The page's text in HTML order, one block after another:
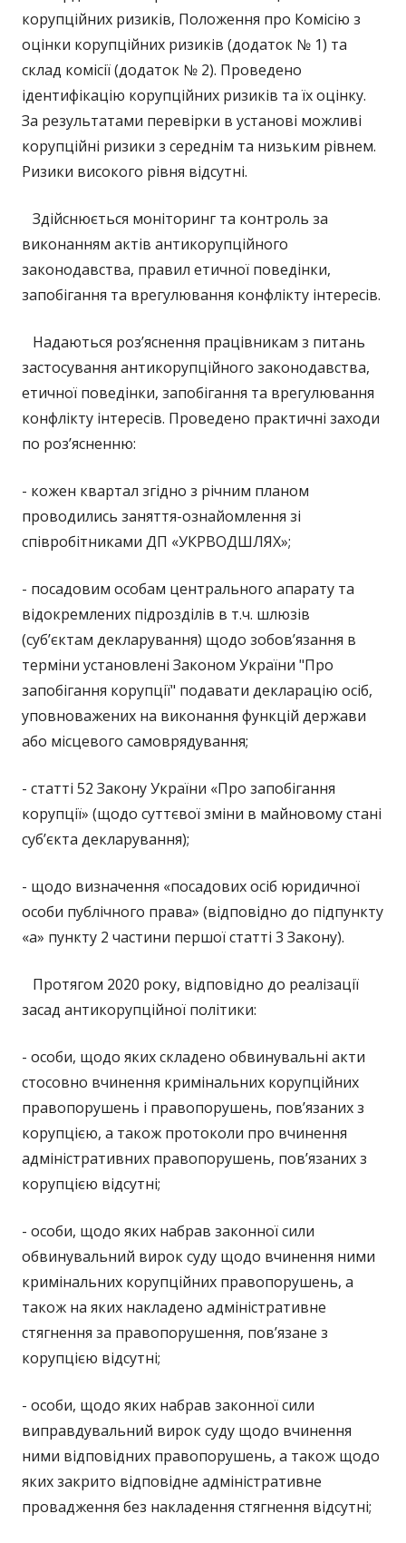
корупційних ризиків, Положення про Комісію з
оцінки корупційних ризиків (додаток № 1) та
склад комісії (додаток № 2). Проведено
ідентифікацію корупційних ризиків та їх оцінку.
За результатами перевірки в установі можливі
корупційні ризики з середнім та низьким рівнем.
Ризики високого рівня відсутні.
Здійснюється моніторинг та контроль за
виконанням актів антикорупційного
законодавства, правил етичної поведінки,
запобігання та врегулювання конфлікту інтересів.
Надаються роз’яснення працівникам з питань
застосування антикорупційного законодавства,
етичної поведінки, запобігання та врегулювання
конфлікту інтересів. Проведено практичні заходи
по роз’ясненню:
- кожен квартал згідно з річним планом
проводились заняття-ознайомлення зі
співробітниками ДП «УКРВОДШЛЯХ»;
- посадовим особам центрального апарату та
відокремлених підрозділів в т.ч. шлюзів
(суб’єктам декларування) щодо зобов’язання в
терміни установлені Законом України "Про
запобігання корупції" подавати декларацію осіб,
уповноважених на виконання функцій держави
або місцевого самоврядування;
- статті 52 Закону України «Про запобігання
корупції» (щодо суттєвої зміни в майновому стані
суб’єкта декларування);
- щодо визначення «посадових осіб юридичної
особи публічного права» (відповідно до підпункту
«а» пункту 2 частини першої статті 3 Закону).
Протягом 2020 року, відповідно до реалізації
засад антикорупційної політики:
- особи, щодо яких складено обвинувальні акти
стосовно вчинення кримінальних корупційних
правопорушень і правопорушень, пов’язаних з
корупцією, а також протоколи про вчинення
адміністративних правопорушень, пов’язаних з
корупцією відсутні;
- особи, щодо яких набрав законної сили
обвинувальний вирок суду щодо вчинення ними
кримінальних корупційних правопорушень, а
також на яких накладено адміністративне
стягнення за правопорушення, пов’язане з
корупцією відсутні;
- особи, щодо яких набрав законної сили
виправдувальний вирок суду щодо вчинення
ними відповідних правопорушень, а також щодо
яких закрито відповідне адміністративне
провадження без накладення стягнення відсутні;